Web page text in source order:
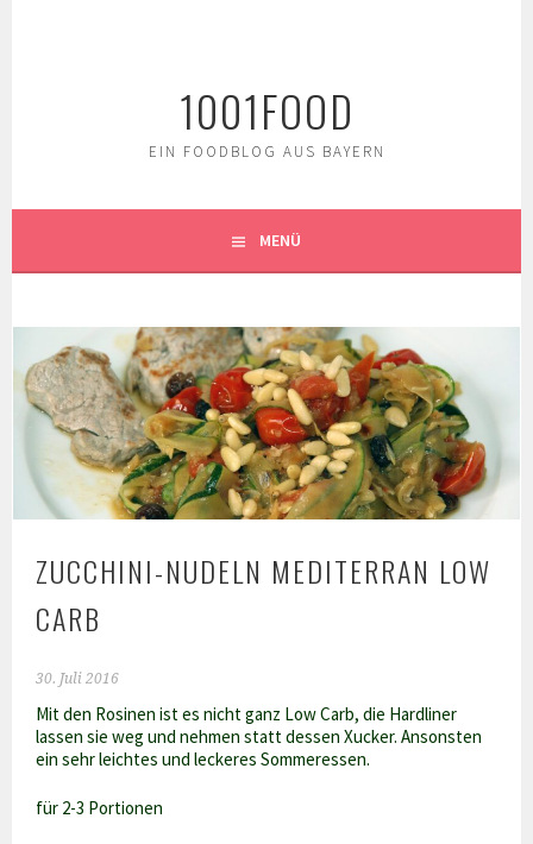
1001FOOD
EIN FOODBLOG AUS BAYERN
MENÜ
ZUCCHINI-NUDELN MEDITERRAN LOW
CARB
30. Juli 2016
Mit den Rosinen ist es nicht ganz Low Carb, die Hardliner
lassen sie weg und nehmen statt dessen Xucker. Ansonsten
ein sehr leichtes und leckeres Sommeressen.
für 2-3 Portionen